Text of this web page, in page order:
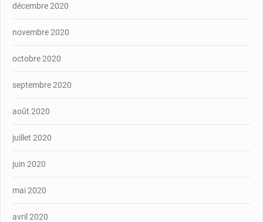
décembre 2020
novembre 2020
octobre 2020
septembre 2020
août 2020
juillet 2020
juin 2020
mai 2020
avril 2020